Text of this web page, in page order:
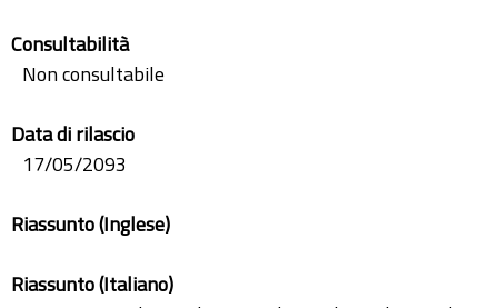
Consultabilità
Non consultabile
Data di rilascio
17/05/2093
Riassunto (Inglese)
Riassunto (Italiano)